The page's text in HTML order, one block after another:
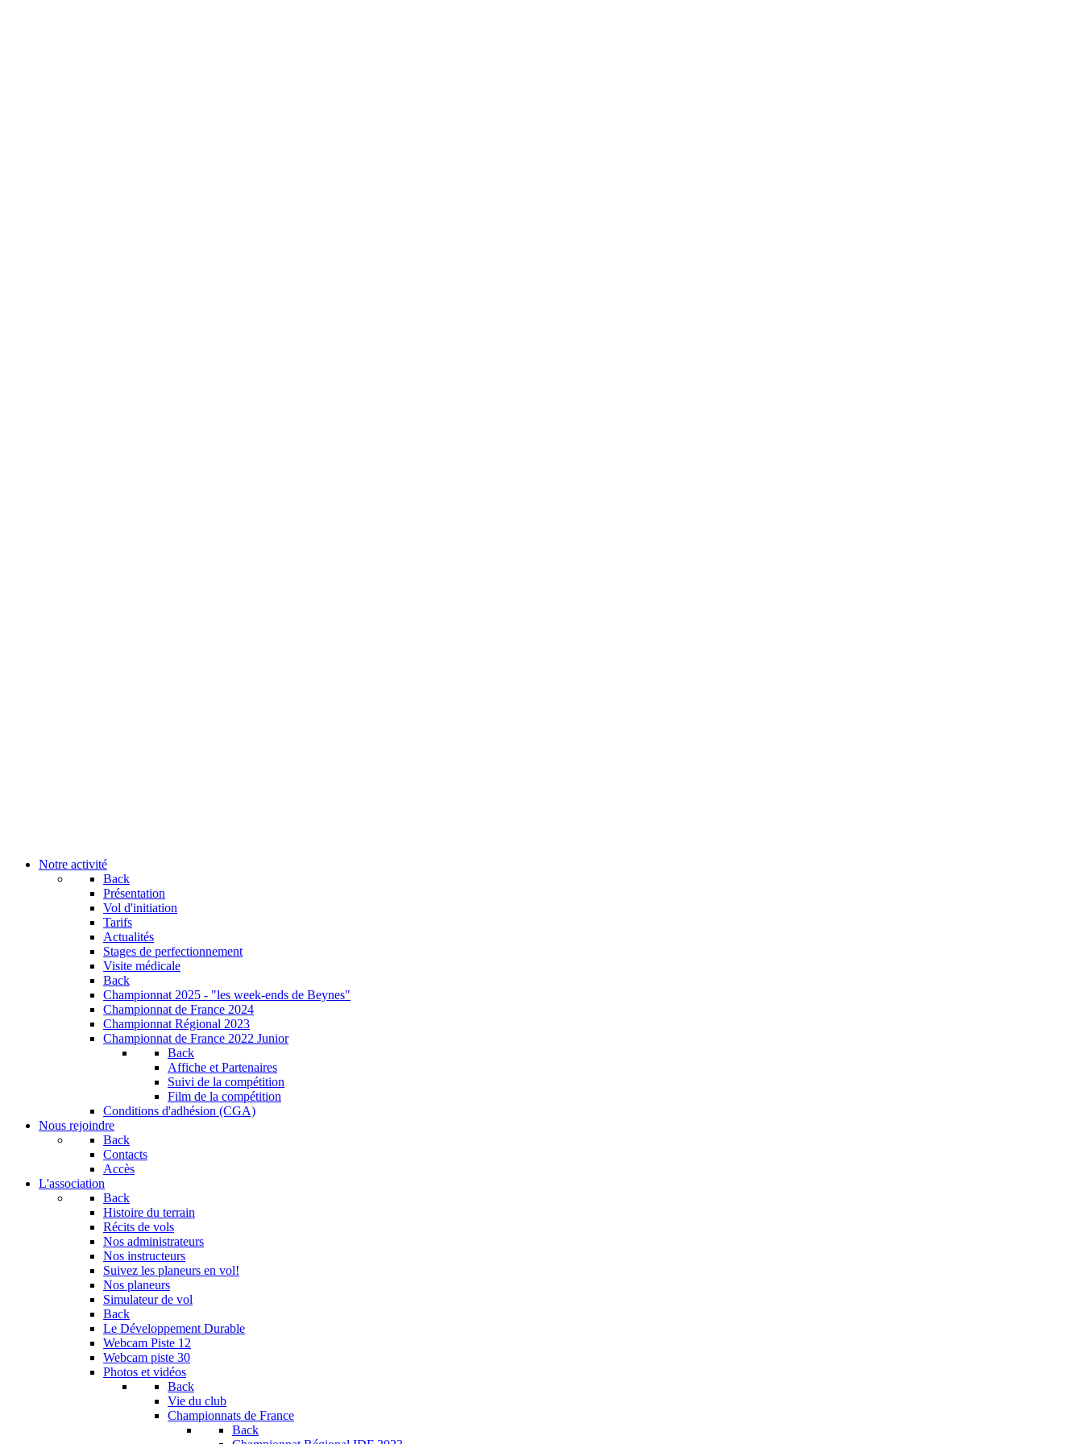
Notre activité
Back
Présentation
Vol d'initiation
Tarifs
Actualités
Stages de perfectionnement
Visite médicale
Back
Championnat 2025 - "les week-ends de Beynes"
Championnat de France 2024
Championnat Régional 2023
Championnat de France 2022 Junior
Back
Affiche et Partenaires
Suivi de la compétition
Film de la compétition
Conditions d'adhésion (CGA)
Nous rejoindre
Back
Contacts
Accès
L'association
Back
Histoire du terrain
Récits de vols
Nos administrateurs
Nos instructeurs
Suivez les planeurs en vol!
Nos planeurs
Simulateur de vol
Back
Le Développement Durable
Webcam Piste 12
Webcam piste 30
Photos et vidéos
Back
Vie du club
Championnats de France
Back